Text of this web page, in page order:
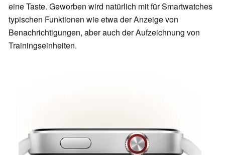
eine Taste. Geworben wird natürlich mit für Smartwatches
typischen Funktionen wie etwa der Anzeige von
Benachrichtigungen, aber auch der Aufzeichnung von
Trainingseinheiten.